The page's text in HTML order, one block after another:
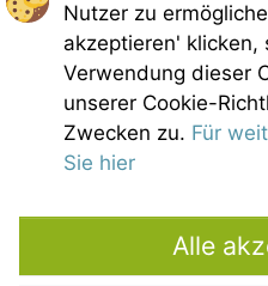
Handfest
Gesetzliche
Allgemeine
Nutzer zu
akzeptieren' klicken,
Verwendung dieser
unserer Cookie-
Zwecken zu. Für
Sie hier
Alle